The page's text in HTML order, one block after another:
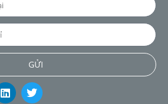
GỬI
L
i
T
w